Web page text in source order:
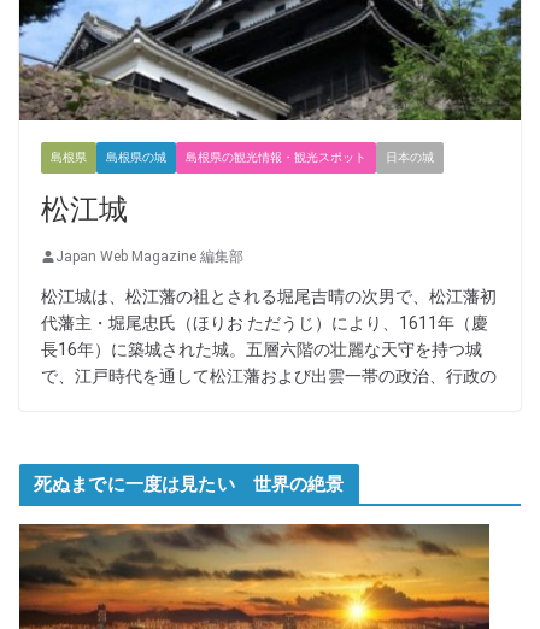
島根県 島根県の城 島根県の観光情報・観光スポット 日本の城
松江城
Japan Web Magazine 編集部
松江城は、松江藩の祖とされる堀尾吉晴の次男で、松江藩初
代藩主・堀尾忠氏（ほりお ただうじ）により、1611年（慶
長16年）に築城された城。五層六階の壮麗な天守を持つ城
で、江戸時代を通して松江藩および出雲一帯の政治、行政の
死ぬまでに一度は見たい 世界の絶景